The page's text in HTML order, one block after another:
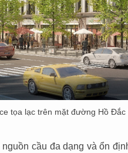
tọa lạc trên mặt đường Hồ
cầu đa dạng và ổn